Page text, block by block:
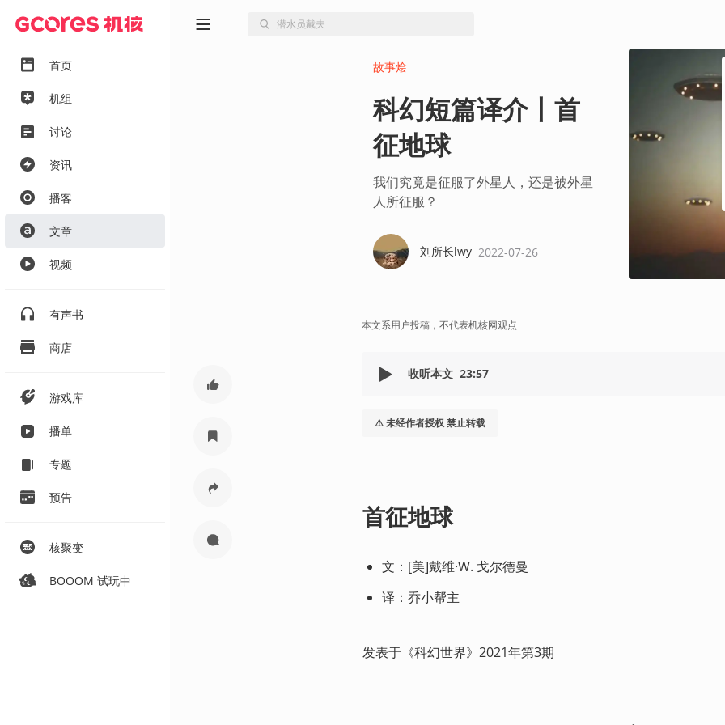
首页
机组
讨论
资讯
播客
文章
视频
有声书
商店
游戏库
播单
专题
预告
核聚变
BOOOM 试玩中
故事烩
科幻短篇译介丨首
征地球
我们究竟是征服了外星人，还是被外星
人所征服？
刘所长lwy 2022-07-26
本文系用户投稿，不代表机核网观点
收听本文 23:57
⚠️ 未经作者授权 禁止转载
首征地球
文：[美]戴维·W. 戈尔德曼
译：乔小帮主
发表于《科幻世界》2021年第3期